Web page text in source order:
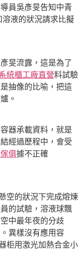
員吳彥旻告知中青
溶液的狀況請求比擬
旻流露，這是為了
統櫃工廠直營料試驗
抽像的比喻，把這
。
器承載資料，就是
經過歷程中，會受
俱據不正確
空的狀況下完成熔煉
的試驗，溶液球飄
中最年夜的分歧
異樣沒有應用容
柜用激光加熱合金小